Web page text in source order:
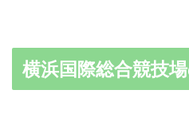
横浜国際総合競技